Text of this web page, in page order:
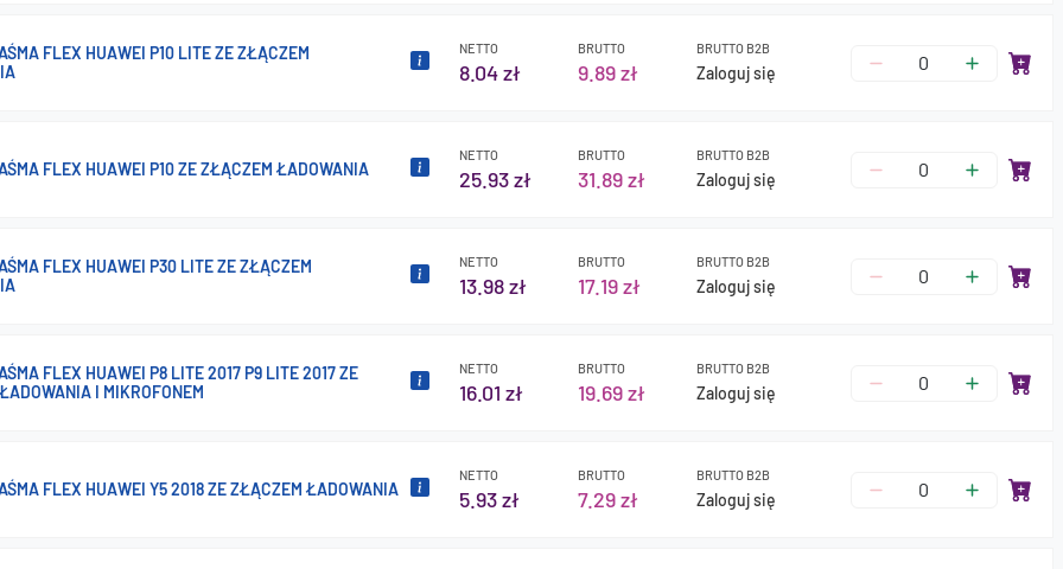
FLEX HUAWEI P10 LITE ZE ZŁĄCZEM
NETTO
8.04 zł
BRUTTO
9.89 zł
BRUTTO B2B
Zaloguj się
FLEX HUAWEI P10 ZE ZŁĄCZEM ŁADOWANIA
NETTO
25.93 zł
BRUTTO
31.89 zł
BRUTTO B2B
Zaloguj się
FLEX HUAWEI P30 LITE ZE ZŁĄCZEM
NETTO
13.98 zł
BRUTTO
17.19 zł
BRUTTO B2B
Zaloguj się
FLEX HUAWEI P8 LITE 2017 P9 LITE 2017 ZE
I MIKROFONEM
NETTO
16.01 zł
BRUTTO
19.69 zł
BRUTTO B2B
Zaloguj się
FLEX HUAWEI Y5 2018 ZE ZŁĄCZEM ŁADOWANIA
NETTO
5.93 zł
BRUTTO
7.29 zł
BRUTTO B2B
Zaloguj się